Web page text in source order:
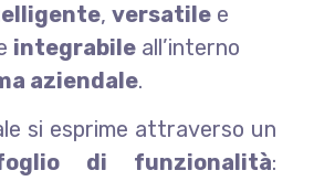
, versatilee
integrabileall’interno
aziendale.
si esprime attraverso un
di funzionalità: